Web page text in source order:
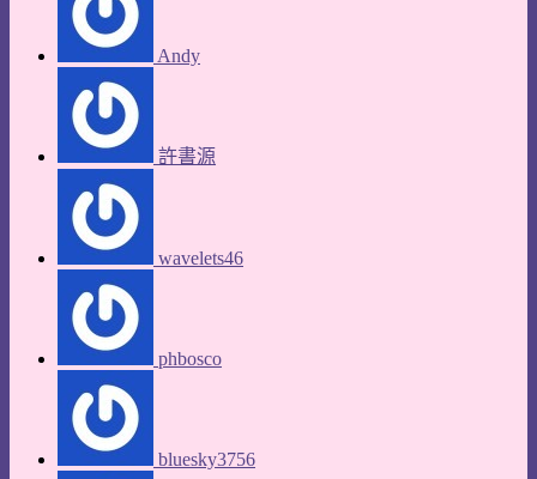
Andy
許書源
wavelets46
phbosco
bluesky3756